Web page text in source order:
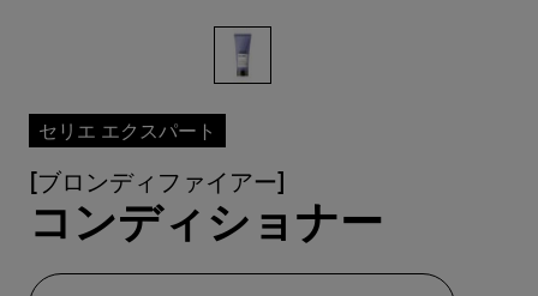
セリエ エクスパート
[ブロンディファイアー]
コンディショナー